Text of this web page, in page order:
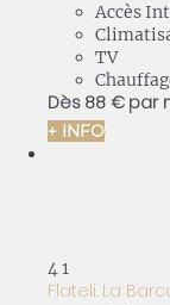
Accès
TV
Dès 88 € par
+ INFO
41
Flateli. La